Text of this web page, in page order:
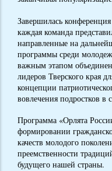
Завершилась
каждая команда
направленные на
программы среди
важным этапом
лидеров Тверского края
концепции
вовлечения подростков в
Программа «Орлята
формировании
качеств молодого
преемственности
будущего нашей страны.